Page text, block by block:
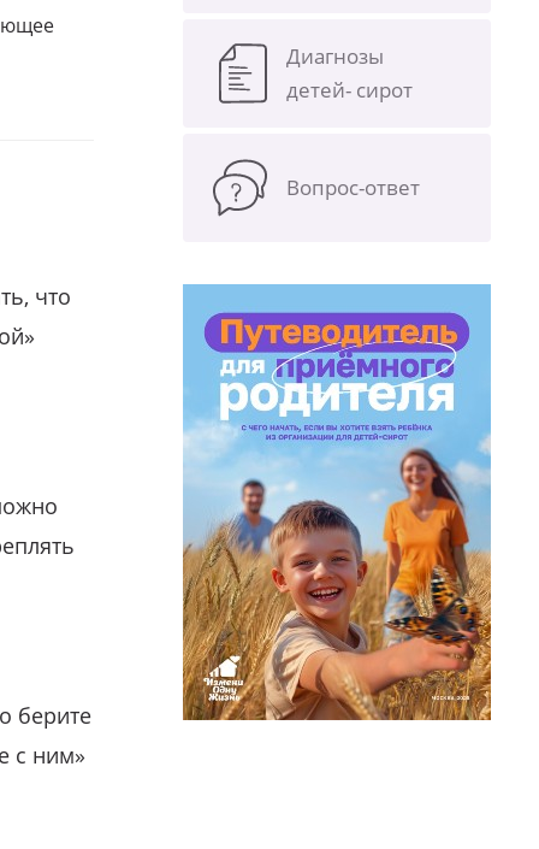
что
берите
с ним»
Диагнозы
детей- сирот
Вопрос-ответ